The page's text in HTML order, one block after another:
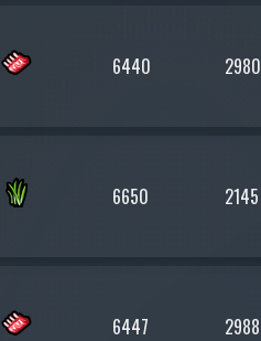
6440 2980
6650 2145
6447 2988